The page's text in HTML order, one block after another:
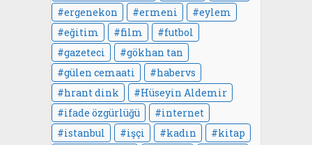
ergenekon
ermeni
eylem
eğitim
film
futbol
gazeteci
gökhan tan
gülen cemaati
habervs
hrant dink
Hüseyin Aldemir
ifade özgürlüğü
internet
istanbul
işçi kadın
kitap